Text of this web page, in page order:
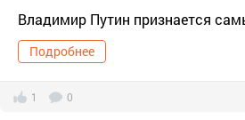
Владимир Путин признается
Подробнее
1 0